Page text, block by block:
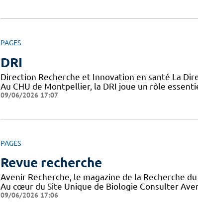
PAGES
DRI
Direction Recherche et Innovation en santé La
Au CHU de Montpellier, la DRI joue un rôle
09/06/2026 17:07
PAGES
Revue recherche
Avenir Recherche, le magazine de la Recherche
Au cœur du Site Unique de Biologie Consulter
09/06/2026 17:06